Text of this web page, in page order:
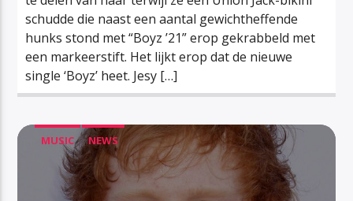
schudde die naast een aantal gewichtheffende
hunks stond met “Boyz ’21” erop gekrabbeld met
een markeerstift. Het lijkt erop dat de nieuwe
single ‘Boyz’ heet. Jesy […]
MUSIC NEWS